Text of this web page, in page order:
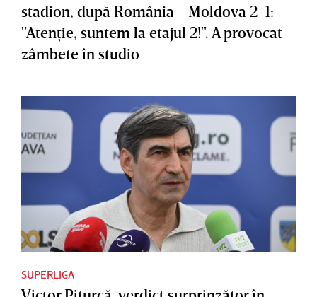
stadion, după România - Moldova 2-1:
"Atenţie, suntem la etajul 2!". A provocat
zâmbete în studio
SUPERLIGA